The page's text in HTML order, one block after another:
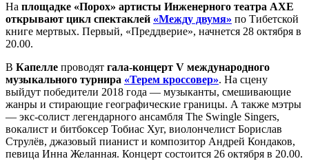
На площадке «Порох» артисты Инженерного театра АХЕ
открывают цикл спектаклей «Между двумя» по Тибетской
книге мертвых. Первый, «Преддверие», начнется 28 октября в
20.00.
В Капелле проводят гала-концерт V международного
музыкального турнира «Терем кроссовер». На сцену
выйдут победители 2018 года — музыканты, смешивающие
жанры и стирающие географические границы. А также мэтры
— экс-солист легендарного ансамбля The Swingle Singers,
вокалист и битбоксер Тобиас Хуг, виолончелист Борислав
Струлёв, джазовый пианист и композитор Андрей Кондаков,
певица Инна Желанная. Концерт состоится 26 октября в 20.00.